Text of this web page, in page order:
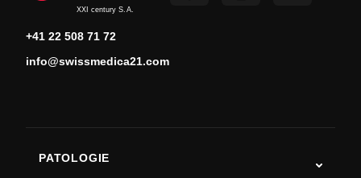
XXI century S.A.
+41 22 508 71 72
info@swissmedica21.com
PATOLOGIE